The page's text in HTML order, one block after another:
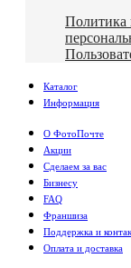
Политика
Каталог
Информация
О ФотоПочте
Акции
Сделаем за вас
Бизнесу
FAQ
Франшиза
Поддержка и
Оплата и доставка